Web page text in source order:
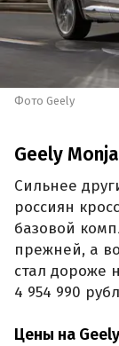
Фото Geely
Geely
Сильнее
россиян
базовой
прежней, а
стал дороже
4 954 990
Цены на